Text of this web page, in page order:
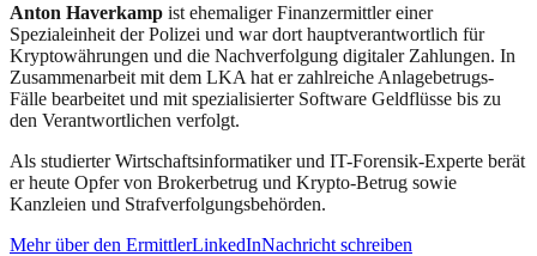
Anton Haverkamp ist ehemaliger Finanzermittler einer
Spezialeinheit der Polizei und war dort hauptverantwortlich für
Kryptowährungen und die Nachverfolgung digitaler Zahlungen. In
Zusammenarbeit mit dem LKA hat er zahlreiche Anlagebetrugs-
Fälle bearbeitet und mit spezialisierter Software Geldflüsse bis zu
den Verantwortlichen verfolgt.
Als studierter Wirtschaftsinformatiker und IT-Forensik-Experte berät
er heute Opfer von Brokerbetrug und Krypto-Betrug sowie
Kanzleien und Strafverfolgungsbehörden.
Mehr über den ErmittlerLinkedInNachricht schreiben